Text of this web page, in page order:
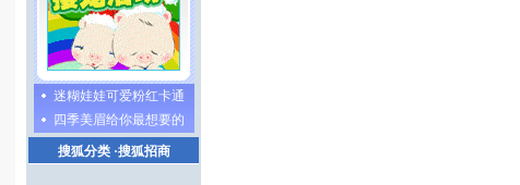
迷糊娃娃可爱粉红卡通
四季美眉给你最想要的
搜狐分类·搜狐招商